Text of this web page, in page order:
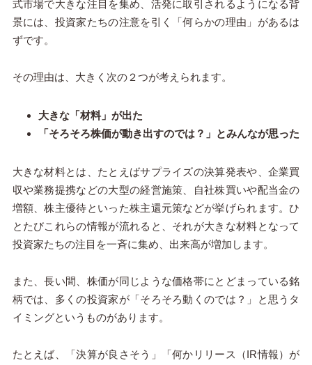
式市場で大きな注目を集め、活発に取引されるようになる背
景には、投資家たちの注意を引く「何らかの理由」があるは
ずです。
その理由は、大きく次の２つが考えられます。
大きな「材料」が出た
「そろそろ株価が動き出すのでは？」とみんなが思った
大きな材料とは、たとえばサプライズの決算発表や、企業買
収や業務提携などの大型の経営施策、自社株買いや配当金の
増額、株主優待といった株主還元策などが挙げられます。ひ
とたびこれらの情報が流れると、それが大きな材料となって
投資家たちの注目を一斉に集め、出来高が増加します。
また、長い間、株価が同じような価格帯にとどまっている銘
柄では、多くの投資家が「そろそろ動くのでは？」と思うタ
イミングというものがあります。
たとえば、「決算が良さそう」「何かリリース（IR情報）が